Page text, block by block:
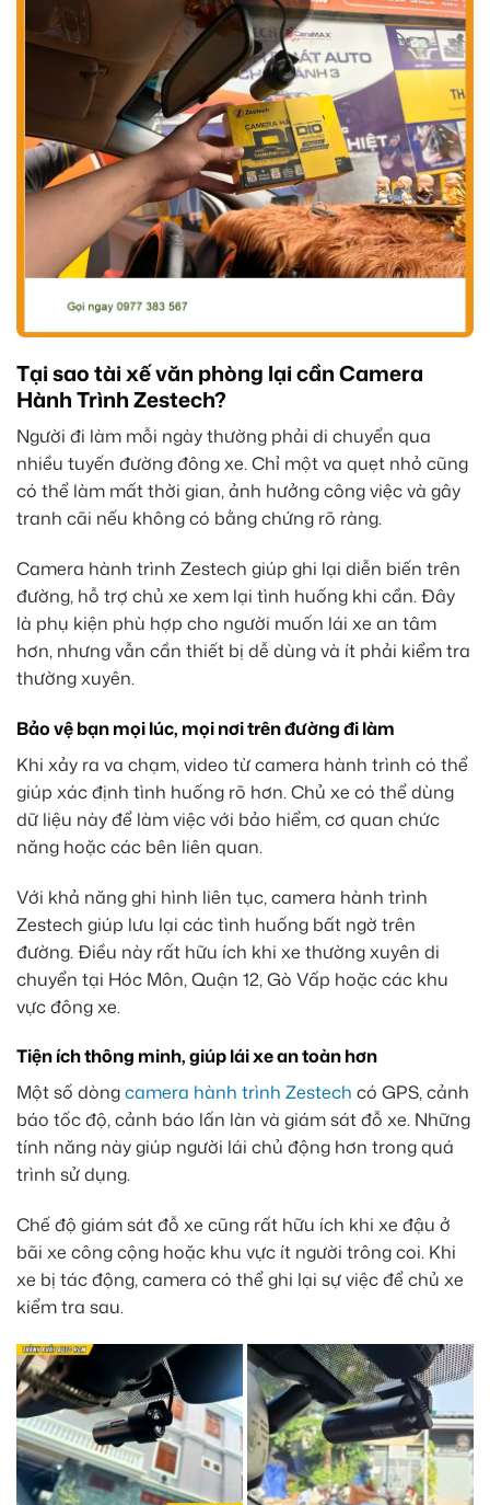
Tại sao tài xế văn phòng lại cần Camera
Hành Trình Zestech?
Người đi làm mỗi ngày thường phải di chuyển qua
nhiều tuyến đường đông xe. Chỉ một va quẹt nhỏ cũng
có thể làm mất thời gian, ảnh hưởng công việc và gây
tranh cãi nếu không có bằng chứng rõ ràng.
Camera hành trình Zestech giúp ghi lại diễn biến trên
đường, hỗ trợ chủ xe xem lại tình huống khi cần. Đây
là phụ kiện phù hợp cho người muốn lái xe an tâm
hơn, nhưng vẫn cần thiết bị dễ dùng và ít phải kiểm tra
thường xuyên.
Bảo vệ bạn mọi lúc, mọi nơi trên đường đi làm
Khi xảy ra va chạm, video từ camera hành trình có thể
giúp xác định tình huống rõ hơn. Chủ xe có thể dùng
dữ liệu này để làm việc với bảo hiểm, cơ quan chức
năng hoặc các bên liên quan.
Với khả năng ghi hình liên tục, camera hành trình
Zestech giúp lưu lại các tình huống bất ngờ trên
đường. Điều này rất hữu ích khi xe thường xuyên di
chuyển tại Hóc Môn, Quận 12, Gò Vấp hoặc các khu
vực đông xe.
Tiện ích thông minh, giúp lái xe an toàn hơn
Một số dòngcamera hành trình Zestech có GPS, cảnh
báo tốc độ, cảnh báo lấn làn và giám sát đỗ xe. Những
tính năng này giúp người lái chủ động hơn trong quá
trình sử dụng.
Chế độ giám sát đỗ xe cũng rất hữu ích khi xe đậu ở
bãi xe công cộng hoặc khu vực ít người trông coi. Khi
xe bị tác động, camera có thể ghi lại sự việc để chủ xe
kiểm tra sau.